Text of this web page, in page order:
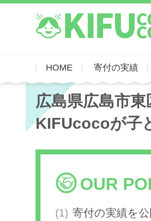
HOME 寄付の実績
広島県広島市
KIFUcocoが子
OUR
寄付の実績を公